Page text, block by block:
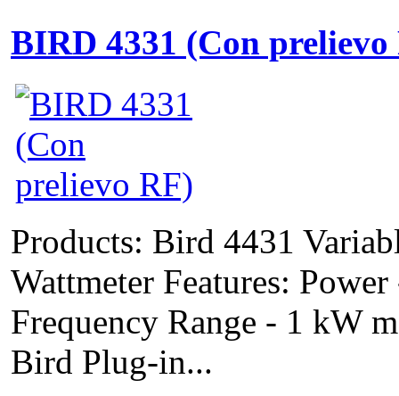
BIRD 4331 (Con prelievo
Products: Bird 4431
Wattmeter Features:
Frequency Range - 1 kW
Bird Plug-in...